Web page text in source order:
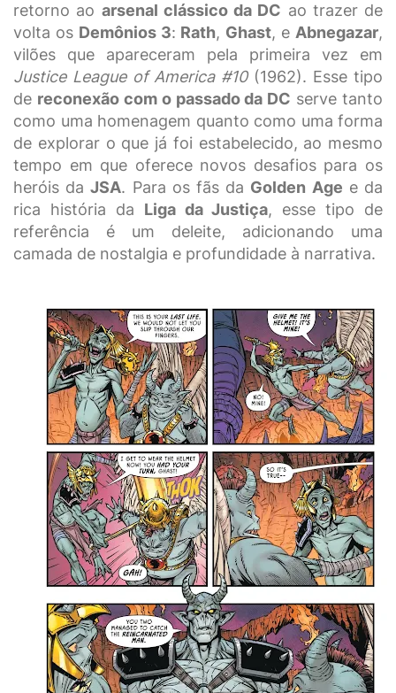
retorno ao arsenal clássico da DC ao trazer de
volta os Demônios 3: Rath, Ghast, e Abnegazar,
vilões que apareceram pela primeira vez em
Justice League of America #10(1962). Esse tipo
de reconexão com o passado da DC serve tanto
como uma homenagem quanto como uma forma
de explorar o que já foi estabelecido, ao mesmo
tempo em que oferece novos desafios para os
heróis daJSA. Para os fãs da Golden Age e da
rica história da Liga da Justiça, esse tipo de
referência é um deleite, adicionando uma
camada de nostalgia e profundidade à narrativa.